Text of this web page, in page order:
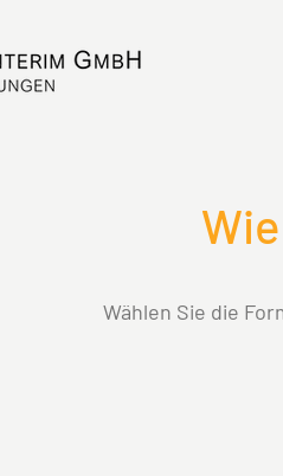
Wählen Sie die